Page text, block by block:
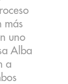
más
uno
Alba
a